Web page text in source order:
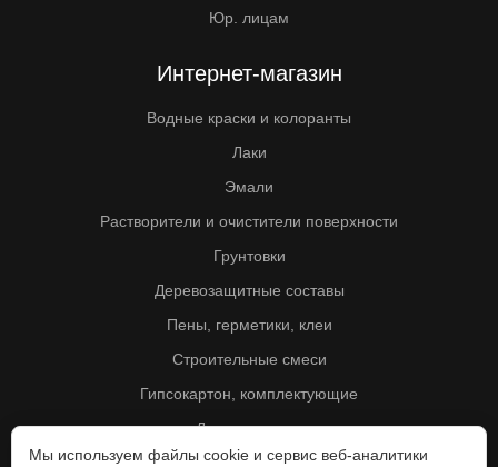
Юр. лицам
Интернет-магазин
Водные краски и колоранты
Лаки
Эмали
Растворители и очистители поверхности
Грунтовки
Деревозащитные составы
Пены, герметики, клеи
Строительные смеси
Гипсокартон, комплектующие
Другие товары
Мы используем файлы cookie и сервис веб-аналитики